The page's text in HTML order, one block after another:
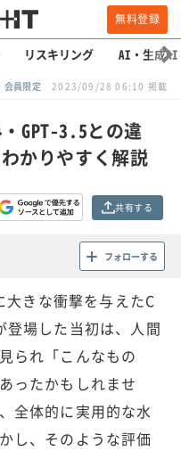
無料登録
リスキリング AI・生成AI
会員限定 2023/09/28 06:10 掲載
GPT-3.5との違
かりやすく解説
共有する
フォローする
きな衝撃を与えたC
場した当初は、人間
られ「こんなもの
ったかもしれませ
全体的に実用的な水
し、そのような評価